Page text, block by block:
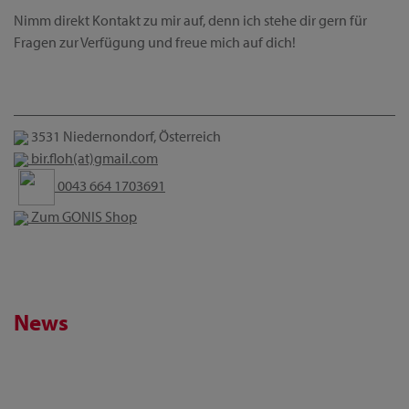
Nimm direkt Kontakt zu mir auf, denn ich stehe dir gern für
Fragen zur Verfügung und freue mich auf dich!
3531 Niedernondorf, Österreich
bir.floh(at)gmail.com
0043 664 1703691
Zum GONIS Shop
News